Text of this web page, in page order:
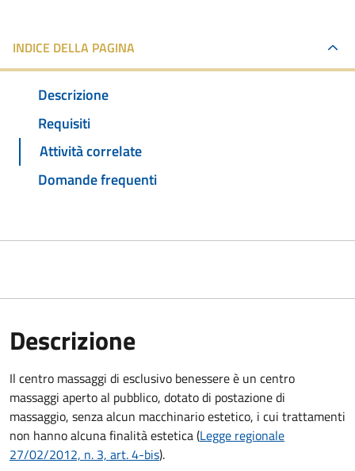
INDICE DELLA PAGINA
Descrizione
Requisiti
Attività correlate
Domande frequenti
Descrizione
Il centro massaggi di esclusivo benessere è un centro
massaggi aperto al pubblico, dotato di postazione di
massaggio, senza alcun macchinario estetico, i cui trattamenti
non hanno alcuna finalità estetica (Legge regionale
27/02/2012, n. 3, art. 4-bis).